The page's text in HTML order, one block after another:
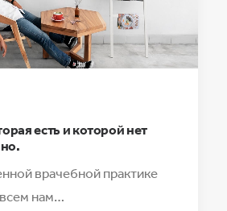
есть и которой нет
врачебной практике
нам…